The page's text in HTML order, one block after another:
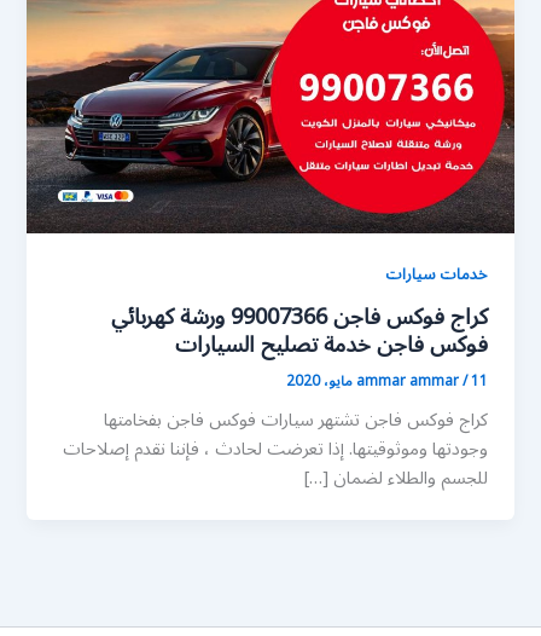
خدمات سيارات
كراج فوكس فاجن 99007366 ورشة كهربائي
فوكس فاجن خدمة تصليح السيارات
ammar ammar/11 مايو، 2020
كراج فوكس فاجن تشتهر سيارات فوكس فاجن بفخامتها
وجودتها وموثوقيتها. إذا تعرضت لحادث ، فإننا نقدم إصلاحات
للجسم والطلاء لضمان […]